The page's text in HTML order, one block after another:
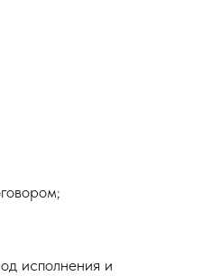
исполнения и